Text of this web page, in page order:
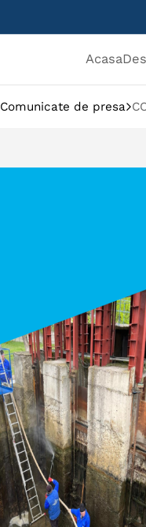
Acasa
Comunicate de presa